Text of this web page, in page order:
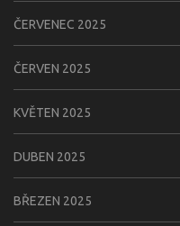
ČERVENEC 2025
ČERVEN 2025
KVĚTEN 2025
DUBEN 2025
BŘEZEN 2025